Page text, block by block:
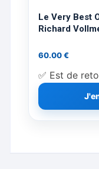
Le Very Best
Richard
60.00€
✅ Est de